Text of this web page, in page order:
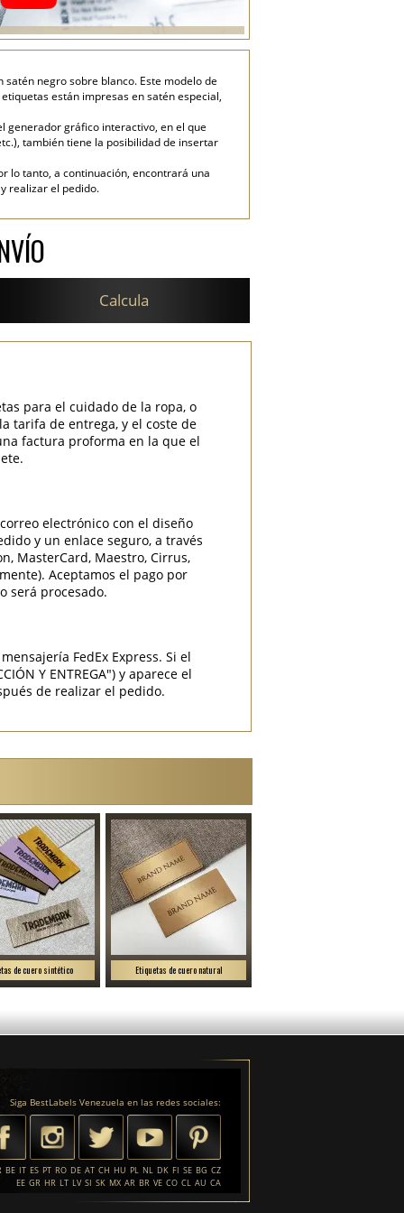
negro sobre blanco. Este modelo de
están impresas en satén especial,
generador gráfico interactivo, en el que
también tiene la posibilidad de insertar
lo tanto, a continuación, encontrará una
realizar el pedido.
Calcula
para el cuidado de la ropa, o
tarifa de entrega, y el coste de
factura proforma en la que el
electrónico con el diseño
y un enlace seguro, a través
MasterCard, Maestro, Cirrus,
Aceptamos el pago por
será procesado.
FedEx Express. Si el
Y ENTREGA") y aparece el
de realizar el pedido.
de cuero sintético Etiquetas de cuero natural
Siga BestLabels Venezuela en las redes sociales:
BE IT ES PT RO DE AT CH HU PL NL DK FI SE BG CZ
EE GR HR LT LV SI SK MX AR BR VE CO CL AU CA